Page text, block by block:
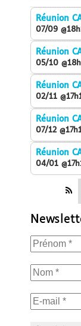
Réunion
07/09
Réunion
05/10
Réunion
02/11
Réunion
07/12
Réunion
04/01